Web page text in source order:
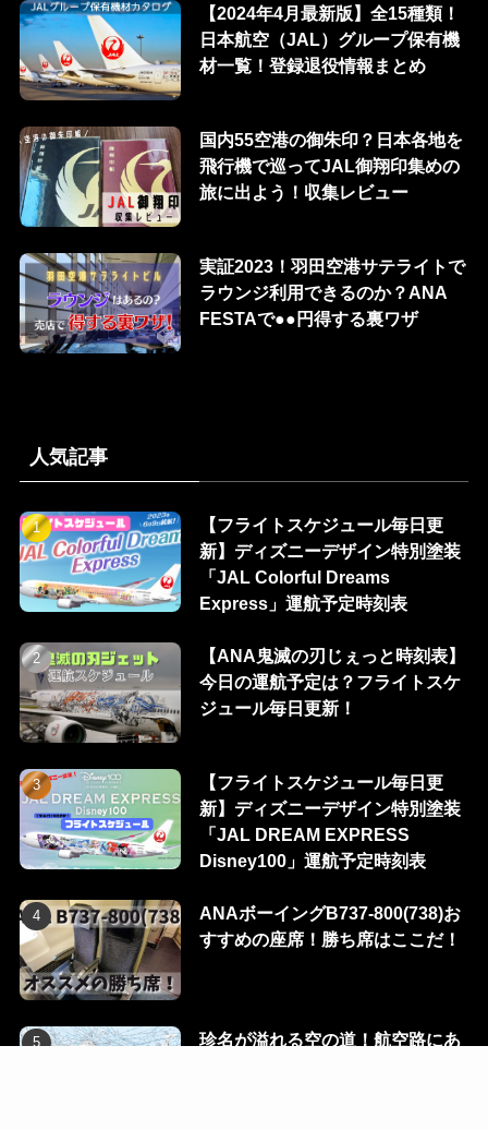
【2024年4月最新版】全15種類！
日本航空（JAL）グループ保有機
材一覧！登録退役情報まとめ
国内55空港の御朱印？日本各地を
飛行機で巡ってJAL御翔印集めの
旅に出よう！収集レビュー
実証2023！羽田空港サテライトで
ラウンジ利用できるのか？ANA
FESTAで●●円得する裏ワザ
人気記事
【フライトスケジュール毎日更
新】ディズニーデザイン特別塗装
「JAL Colorful Dreams
Express」運航予定時刻表
【ANA鬼滅の刃じぇっと時刻表】
今日の運航予定は？フライトスケ
ジュール毎日更新！
【フライトスケジュール毎日更
新】ディズニーデザイン特別塗装
「JAL DREAM EXPRESS
Disney100」運航予定時刻表
ANAボーイングB737-800(738)お
すすめの座席！勝ち席はここだ！
珍名が溢れる空の道！航空路にあ